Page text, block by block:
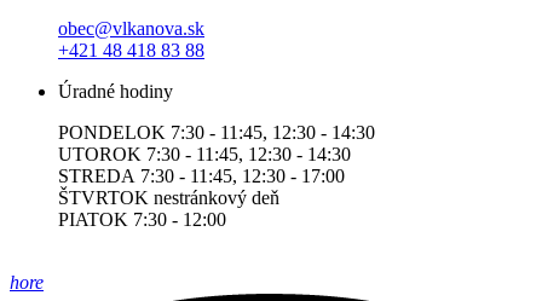
obec@vlkanova.sk
+421 48 418 83 88
Úradné hodiny
PONDELOK 7:30 - 11:45, 12:30 - 14:30
UTOROK 7:30 - 11:45, 12:30 - 14:30
STREDA 7:30 - 11:45, 12:30 - 17:00
ŠTVRTOK nestránkový deň
PIATOK 7:30 - 12:00
hore